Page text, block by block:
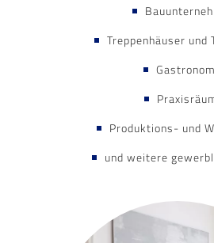
Treppenhäuser und
Produktions- und
und weitere